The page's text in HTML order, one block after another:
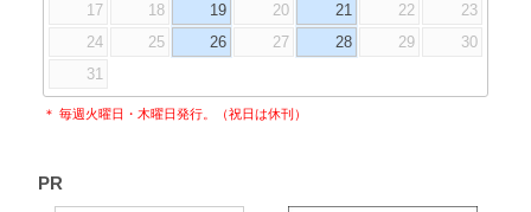
17
18 19 20 21 22
23
24
25 26 27 28 29
30
31
＊ 毎週火曜日・木曜日発行。（祝日は休刊）